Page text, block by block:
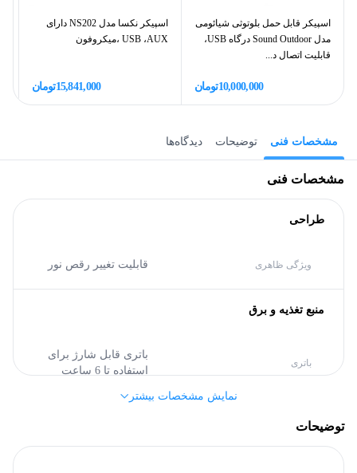
اسپیکر قابل حمل بلوتوثی شیائومی
مدل Sound Outdoor درگاه USB،
قابلیت اتصال د...
10,000,000تومان
اسپیکر نکسا مدل NS202 دارای
USB ،AUX ،میکروفون
15,841,000تومان
مشخصات فنی توضیحات دیدگاه‌ها
مشخصات فنی
طراحی
ویژگی ظاهری قابلیت تغییر رقص نور
منبع تغذیه و برق
باتری
باتری قابل شارژ برای
استفاده تا 6 ساعت
نمایش مشخصات بیشتر
توضیحات